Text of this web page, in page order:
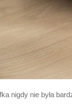
nigdy nie była